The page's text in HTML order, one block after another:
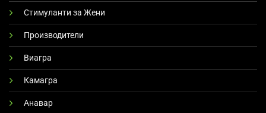
Стимуланти за Жени
Производители
Виагра
Камагра
Анавар